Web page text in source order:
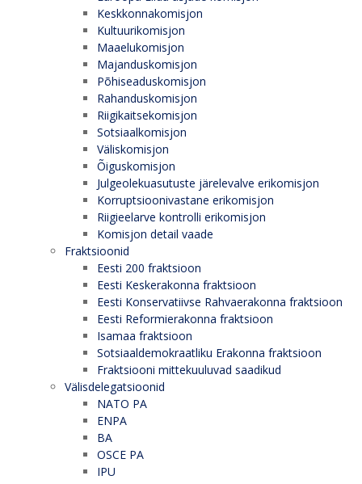
Keskkonnakomisjon
Kultuurikomisjon
Maaelukomisjon
Majanduskomisjon
Põhiseaduskomisjon
Rahanduskomisjon
Riigikaitsekomisjon
Sotsiaalkomisjon
Väliskomisjon
Õiguskomisjon
Julgeolekuasutuste järelevalve erikomisjon
Korruptsioonivastane erikomisjon
Riigieelarve kontrolli erikomisjon
Komisjon detail vaade
Fraktsioonid
Eesti 200 fraktsioon
Eesti Keskerakonna fraktsioon
Eesti Konservatiivse Rahvaerakonna fraktsioon
Eesti Reformierakonna fraktsioon
Isamaa fraktsioon
Sotsiaaldemokraatliku Erakonna fraktsioon
Fraktsiooni mittekuuluvad saadikud
Välisdelegatsioonid
NATO PA
ENPA
BA
OSCE PA
IPU